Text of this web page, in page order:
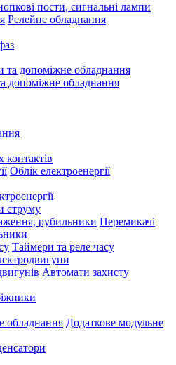
пости, сигнальні лампи
Релейне обладнання
допоміжне обладнання
контактів
Облік електроенергії
струму
Перемикачі
Таймери та реле часу
Автомати захисту
Додаткове модульне